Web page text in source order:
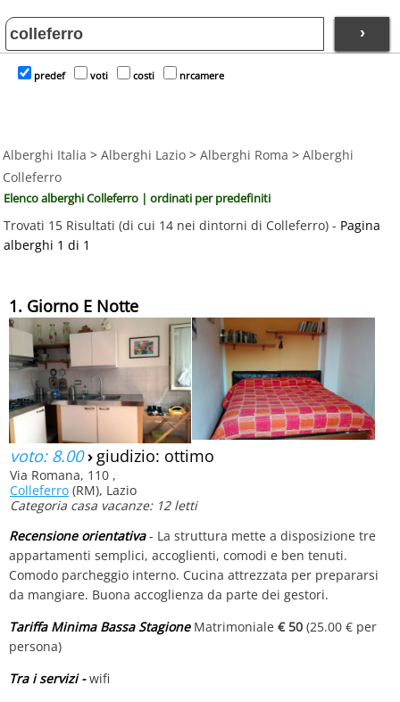
›
predef voti costi nrcamere
Alberghi Italia > Alberghi Lazio > Alberghi Roma > Alberghi
Colleferro
Elenco alberghi Colleferro | ordinati per predefiniti
Trovati 15 Risultati (di cui 14 nei dintorni di Colleferro) - Pagina
alberghi 1 di 1
1. Giorno E Notte
voto: 8.00› giudizio: ottimo
Via Romana, 110 ,
Colleferro (RM), Lazio
Categoria casa vacanze: 12 letti
Recensione orientativa- La struttura mette a disposizione tre
appartamenti semplici, accoglienti, comodi e ben tenuti.
Comodo parcheggio interno. Cucina attrezzata per prepararsi
da mangiare. Buona accoglienza da parte dei gestori.
Tariffa Minima Bassa StagioneMatrimoniale € 50 (25.00 € per
persona)
Tra i servizi -wifi